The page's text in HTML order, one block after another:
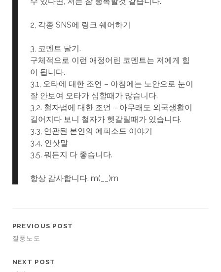
2, 각종 SNS에 링크 쉐어하기
3, 코멘트 달기.
구체적으로 이런 애정어린 코멘트는 저에게 힘
이 됩니다.
3.1, 오타에 대한 조언 – 아침에는 노안으로 눈이
잘 안보여 오타가 심할때가 많습니다.
3,2. 철자법에 대한 조언 – 아무래도 외국생활이
길어지다 보니 철자가 헷갈릴때가 있습니다.
3.3, 연관된 본인의 에피소드 이야기
3.4, 인삿말
3.5. 뭐든지 다 좋습니다.
항상 감사합니다. m(__)m
PREVIOUS POST
질풍노도
NEXT POST